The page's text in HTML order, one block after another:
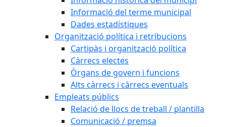
Informació del terme municipal
Dades estadístiques
Organització política i retribucions
Cartipàs i organització política
Càrrecs electes
Òrgans de govern i funcions
Alts càrrecs i càrrecs eventuals
Empleats públics
Relació de llocs de treball / plantilla
Comunicació / premsa